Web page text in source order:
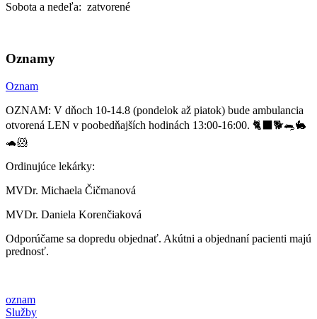
Sobota a nedeľa: zatvorené
Oznamy
Oznam
OZNAM: V dňoch 10-14.8 (pondelok až piatok) bude ambulancia
otvorená LEN v poobedňajších hodinách 13:00-16:00. 🐈‍⬛🐕🐀🐇
🐢🐹
Ordinujúce lekárky:
MVDr. Michaela Čičmanová
MVDr. Daniela Korenčiaková
Odporúčame sa dopredu objednať. Akútni a objednaní pacienti majú
prednosť.
oznam
Služby